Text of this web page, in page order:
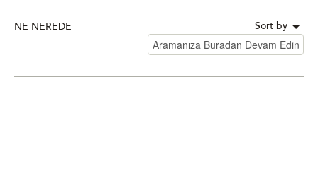
NE NEREDE Sort by